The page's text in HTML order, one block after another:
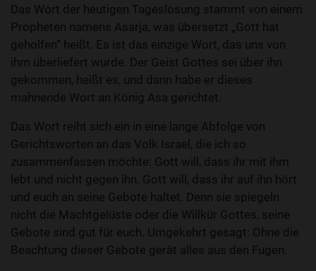
Das Wort der heutigen Tageslosung stammt von einem
Propheten namens Asarja, was übersetzt „Gott hat
geholfen“ heißt. Es ist das einzige Wort, das uns von
ihm überliefert wurde. Der Geist Gottes sei über ihn
gekommen, heißt es, und dann habe er dieses
mahnende Wort an König Asa gerichtet.
Das Wort reiht sich ein in eine lange Abfolge von
Gerichtsworten an das Volk Israel, die ich so
zusammenfassen möchte: Gott will, dass ihr mit ihm
lebt und nicht gegen ihn. Gott will, dass ihr auf ihn hört
und euch an seine Gebote haltet. Denn sie spiegeln
nicht die Machtgelüste oder die Willkür Gottes, seine
Gebote sind gut für euch. Umgekehrt gesagt: Ohne die
Beachtung dieser Gebote gerät alles aus den Fugen.